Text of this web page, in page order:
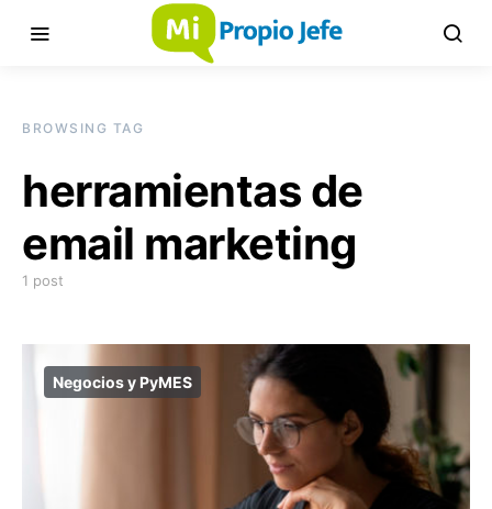
BROWSING TAG
herramientas de
email marketing
1 post
Negocios y PyMES